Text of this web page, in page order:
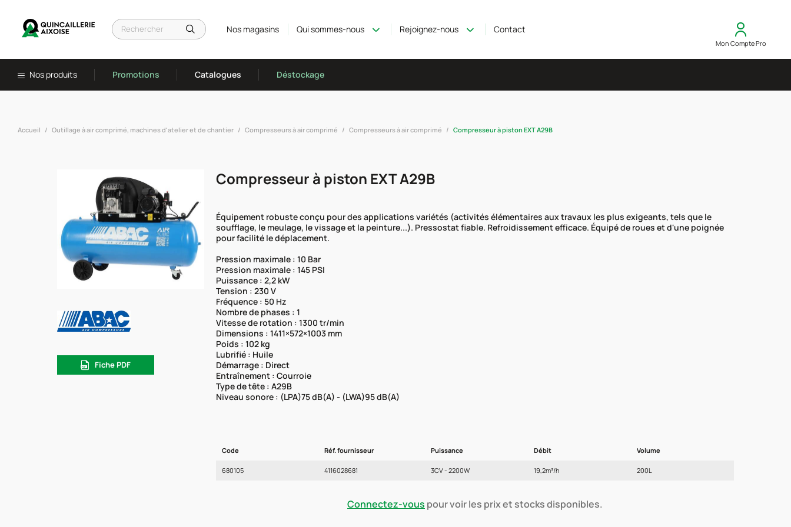
Nos magasins Qui sommes-nous Rejoignez-nous Contact
Mon Compte Pro
Nos produits Promotions Catalogues Déstockage
Accueil Outillage à air comprimé, machines d'atelier et de chantier Compresseurs à air comprimé Compresseurs à air comprimé Compresseur à piston EXT A29B
Fiche PDF
Compresseur à piston EXT A29B
Équipement robuste conçu pour des applications variétés (activités élémentaires aux travaux les plus exigeants, tels que le
soufflage, le meulage, le vissage et la peinture...). Pressostat fiable. Refroidissement efficace. Équipé de roues et d'une poignée
pour facilité le déplacement.
Pression maximale : 10 Bar
Pression maximale : 145 PSI
Puissance : 2,2 kW
Tension : 230 V
Fréquence : 50 Hz
Nombre de phases : 1
Vitesse de rotation : 1300 tr/min
Dimensions : 1411×572×1003 mm
Poids : 102 kg
Lubrifié : Huile
Démarrage : Direct
Entraînement : Courroie
Type de tête : A29B
Niveau sonore : (LPA)75 dB(A) - (LWA)95 dB(A)
Code Réf. fournisseur Puissance Débit Volume
680105 4116028681 3CV - 2200W 19,2m³/h 200L
Connectez-vous pour voir les prix et stocks disponibles.